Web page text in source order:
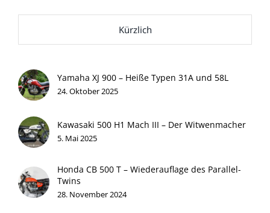
Kürzlich
Yamaha XJ 900 – Heiße Typen 31A und 58L
24. Oktober 2025
Kawasaki 500 H1 Mach III – Der Witwenmacher
5. Mai 2025
Honda CB 500 T – Wiederauflage des Parallel-
Twins
28. November 2024